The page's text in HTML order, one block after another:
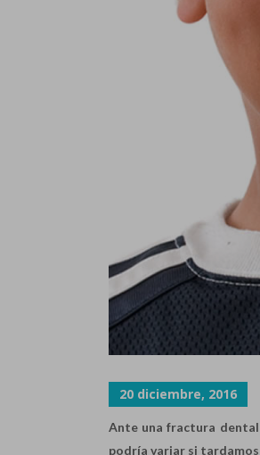
20 diciembre, 2016
Ante una fractura
podría variar si